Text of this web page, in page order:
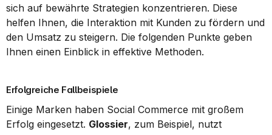
sich auf bewährte Strategien konzentrieren. Diese
helfen Ihnen, die Interaktion mit Kunden zu fördern und
den Umsatz zu steigern. Die folgenden Punkte geben
Ihnen einen Einblick in effektive Methoden.
Erfolgreiche Fallbeispiele
Einige Marken haben Social Commerce mit großem
Erfolg eingesetzt. Glossier